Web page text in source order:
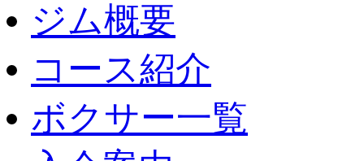
ジム概要
コース紹介
ボクサー一覧